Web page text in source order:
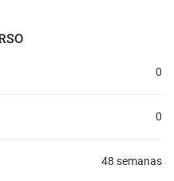
0
0
48 semanas